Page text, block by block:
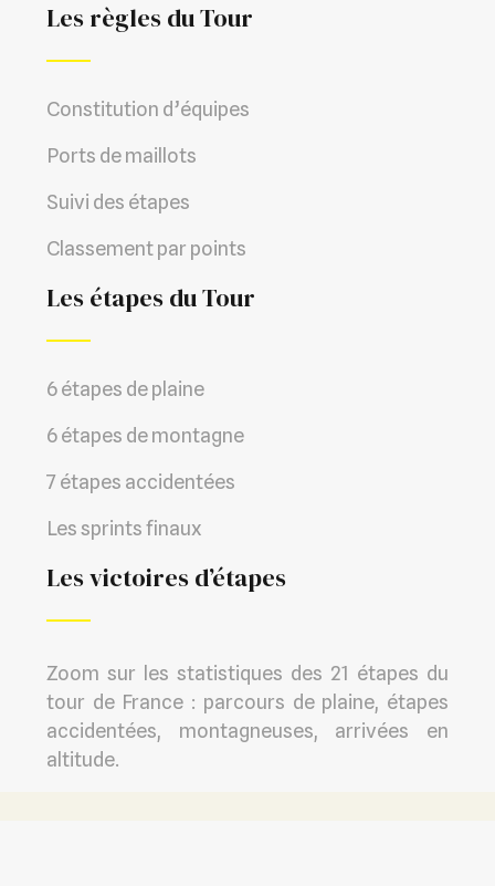
Les règles du Tour
Constitution d’équipes
Ports de maillots
Suivi des étapes
Classement par points
Les étapes du Tour
6 étapes de plaine
6 étapes de montagne
7 étapes accidentées
Les sprints finaux
Les victoires d’étapes
Zoom sur les statistiques des 21 étapes du
tour de France : parcours de plaine, étapes
accidentées, montagneuses, arrivées en
altitude.